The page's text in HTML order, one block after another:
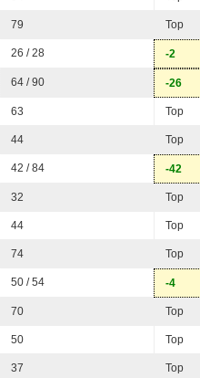
79 Top
26 / 28 -2
64 / 90 -26
63 Top
44 Top
42 / 84 -42
32 Top
44 Top
74 Top
50 / 54 -4
70 Top
50 Top
37 Top